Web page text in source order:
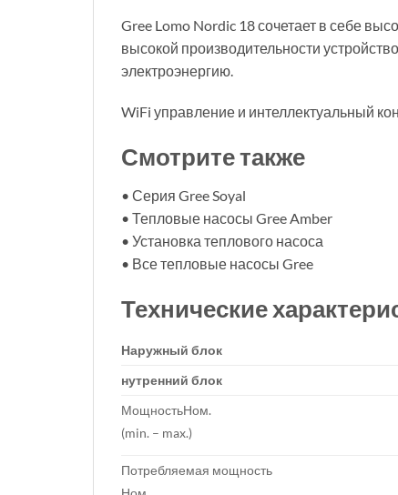
Gree Lomo Nordic 18 сочетает в себе
высокой производительности
электроэнергию.
WiFi управление и интеллектуальный
Смотрите также
• Серия Gree Soyal
• Тепловые насосы Gree Amber
• Установка теплового насоса
• Все тепловые насосы Gree
Технические
Наружный блок
нутренний блок
МощностьНом.
(min. – max.)
Потребляемая мощность